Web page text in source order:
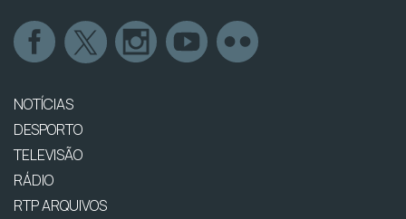
NOTÍCIAS
DESPORTO
TELEVISÃO
RÁDIO
RTP ARQUIVOS